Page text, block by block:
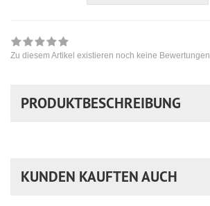
Zu diesem Artikel existieren noch keine Bewertungen
PRODUKTBESCHREIBUNG
KUNDEN KAUFTEN AUCH